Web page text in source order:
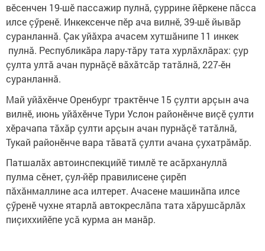
вӗсенчен 19-шӗ пассажир пулнă, çуррине йӗркене пăсса
илсе çӳренӗ. Инкексенче пӗр ача вилнӗ, 39-шӗ йывăр
суранланнă. Çак уйăхра ачасем хутшăнипе 11 инкек
пулнă. Республикăра лару-тăру тата хурлăхлăрах: çур
çулта ултă ачан пурнăçӗ вăхăтсăр татăлнă, 227-ӗн
суранланнă.
Май уйăхӗнче Оренбург трактӗнче 15 çулти арçын ача
вилнӗ, июнь уйăхӗнче Тури Услон районӗнче виçӗ çулти
хӗрачапа тăхăр çулти арçын ачан пурнăçӗ татăлнă,
Тукай районӗнче вара тăватă çулти ачана çухатрăмăр.
Патшалăх автоинспекцийӗ тимлӗ те асăрхануллă
пулма сӗнет, çул-йӗр правилисене çирӗп
пăхăнмаллине аса илтерет. Ачасене машинăпа илсе
çӳренӗ чухне ятарлă автокреслăпа тата хăрушсăрлăх
пиçиххийӗпе усă курма ан манăр.